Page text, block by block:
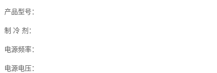
产品型号：
制 冷 剂：
电源频率：
电源电压：